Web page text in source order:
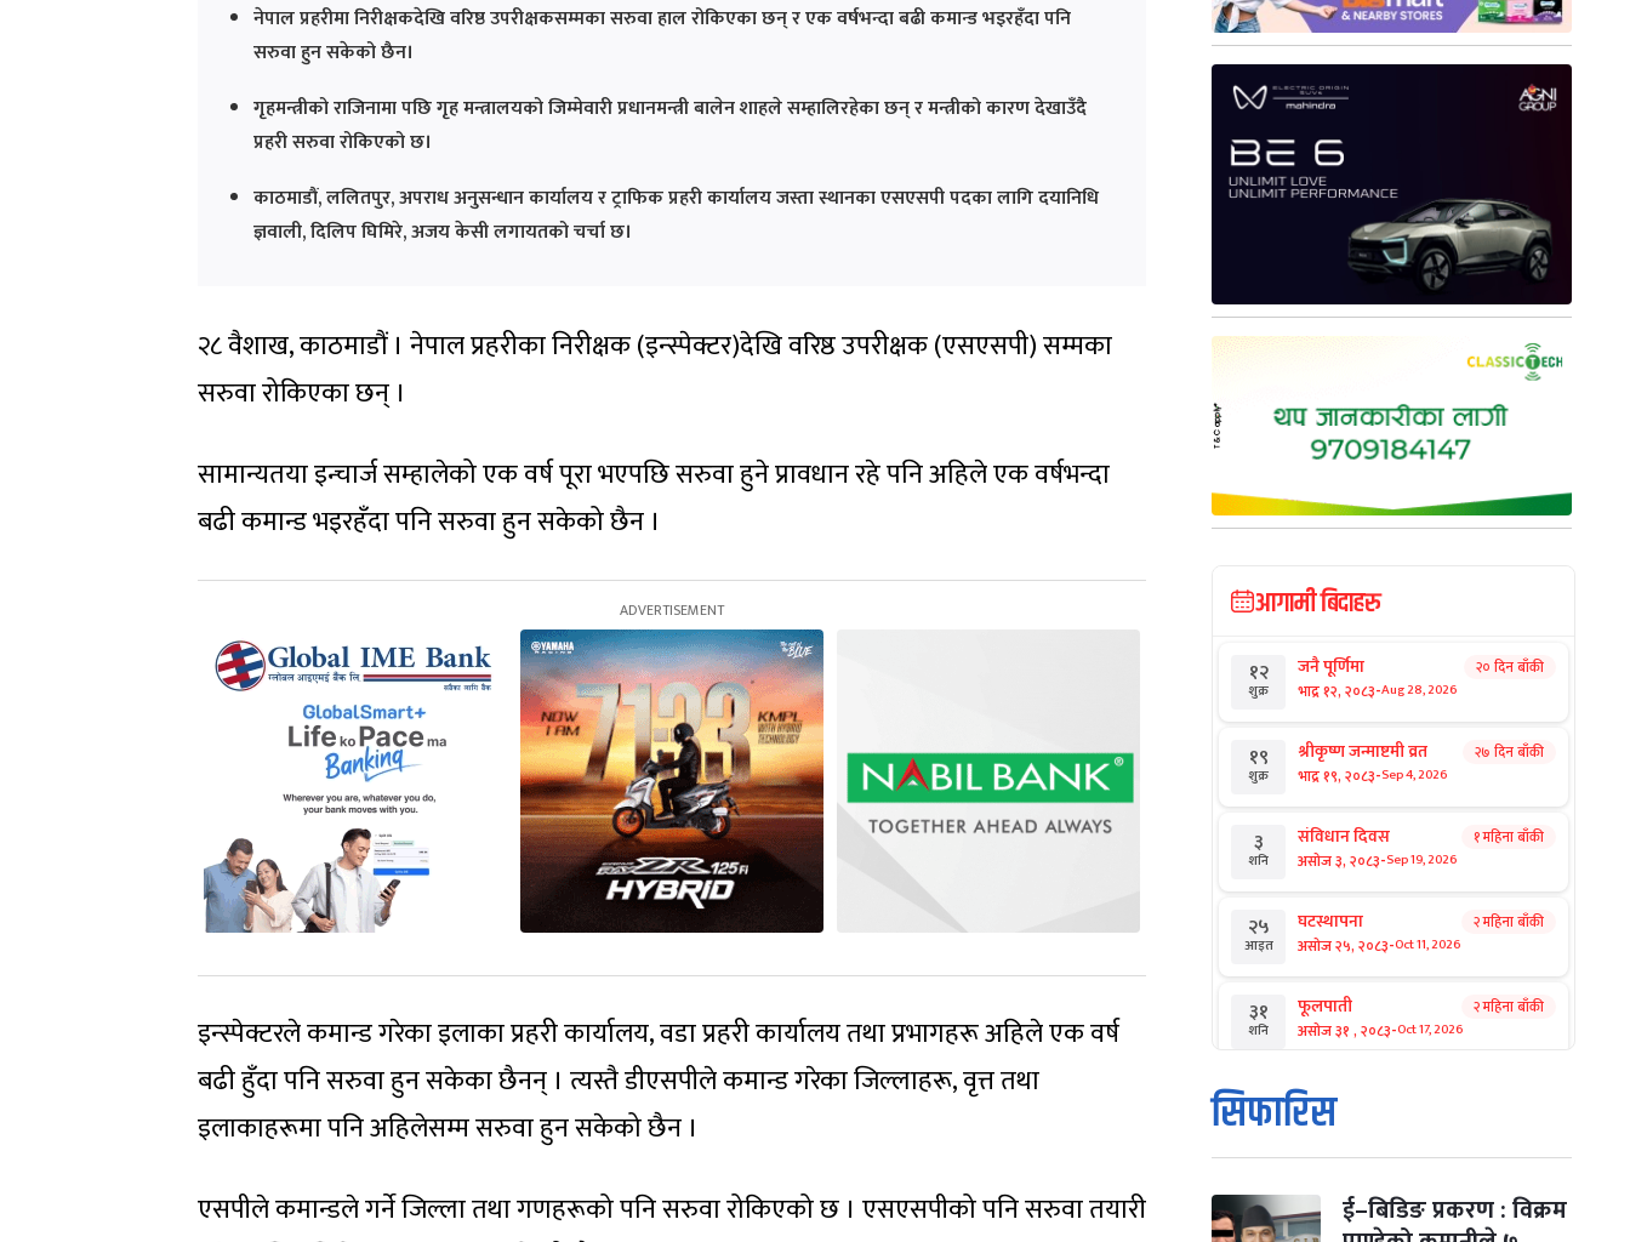
नेपाल प्रहरीमा निरीक्षकदेखि वरिष्ठ उपरीक्षकसम्मका सरुवा हाल रोकिएका छन् र एक वर्षभन्दा बढी कमान्ड भइरहँदा पनि
सरुवा हुन सकेको छैन।
गृहमन्त्रीको राजिनामा पछि गृह मन्त्रालयको जिम्मेवारी प्रधानमन्त्री बालेन शाहले सम्हालिरहेका छन् र मन्त्रीको कारण देखाउँदै
प्रहरी सरुवा रोकिएको छ।
काठमाडौं, ललितपुर, अपराध अनुसन्धान कार्यालय र ट्राफिक प्रहरी कार्यालय जस्ता स्थानका एसएसपी पदका लागि दयानिधि
ज्ञवाली, दिलिप घिमिरे, अजय केसी लगायतको चर्चा छ।
२८ वैशाख, काठमाडौं । नेपाल प्रहरीका निरीक्षक (इन्स्पेक्टर)देखि वरिष्ठ उपरीक्षक (एसएसपी) सम्मका
सरुवा रोकिएका छन् ।
सामान्यतया इन्चार्ज सम्हालेको एक वर्ष पूरा भएपछि सरुवा हुने प्रावधान रहे पनि अहिले एक वर्षभन्दा
बढी कमान्ड भइरहँदा पनि सरुवा हुन सकेको छैन ।
इन्स्पेक्टरले कमान्ड गरेका इलाका प्रहरी कार्यालय, वडा प्रहरी कार्यालय तथा प्रभागहरू अहिले एक वर्ष
बढी हुँदा पनि सरुवा हुन सकेका छैनन् । त्यस्तै डीएसपीले कमान्ड गरेका जिल्लाहरू, वृत्त तथा
इलाकाहरूमा पनि अहिलेसम्म सरुवा हुन सकेको छैन ।
एसपीले कमान्डले गर्ने जिल्ला तथा गणहरूको पनि सरुवा रोकिएको छ । एसएसपीको पनि सरुवा तयारी
आगामी बिदाहरु
१२
शुक्र
जनै पूर्णिमा
भाद्र १२, २०८३-Aug 28, 2026
२० दिन बाँकी
१९
शुक्र
श्रीकृष्ण जन्माष्टमी व्रत
भाद्र १९, २०८३-Sep 4, 2026
२७ दिन बाँकी
३
शनि
संविधान दिवस
असोज ३, २०८३-Sep 19, 2026
१ महिना बाँकी
२५
आइत
घटस्थापना
असोज २५, २०८३-Oct 11, 2026
२ महिना बाँकी
३१
शनि
फूलपाती
असोज ३१ , २०८३-Oct 17, 2026
२ महिना बाँकी
१
आइत
कार्तिक सङ्क्रान्ति
कार्तिक १, २०८३
मंगल कार्तिक ३, २०८३-Oct 20, 2026
सिफारिस
ई–बिडिङ प्रकरण : विक्रम